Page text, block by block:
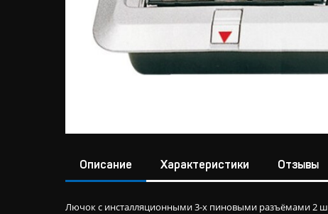
Описание Характеристики Отзывы
Лючок с инсталляционными 3-х пиновыми разъёмами 2